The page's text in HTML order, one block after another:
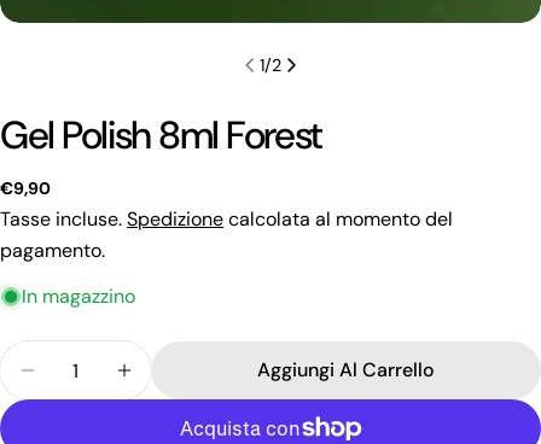
1/2
Gel Polish 8ml Forest
Prezzo
regolare
€9,90
Tasse incluse.Spedizionecalcolata al momento del
pagamento.
In magazzino
Diminuisci La Quantità Per Gel Polish 8ml Forest
Aumenta La Quantità Per Gel Polish 8ml
Aggiungi Al Carrello
Fai una domanda